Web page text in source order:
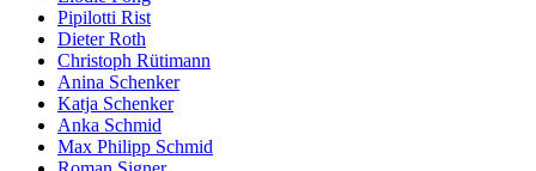
Pipilotti Rist
Dieter Roth
Christoph Rütimann
Anina Schenker
Katja Schenker
Anka Schmid
Max Philipp Schmid